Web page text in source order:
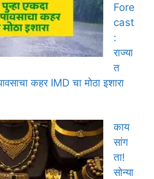
Fore
cast
:
राज्या
त
कहर IMD चा मोठा इशारा
काय
सांग
ता!
सोन्या